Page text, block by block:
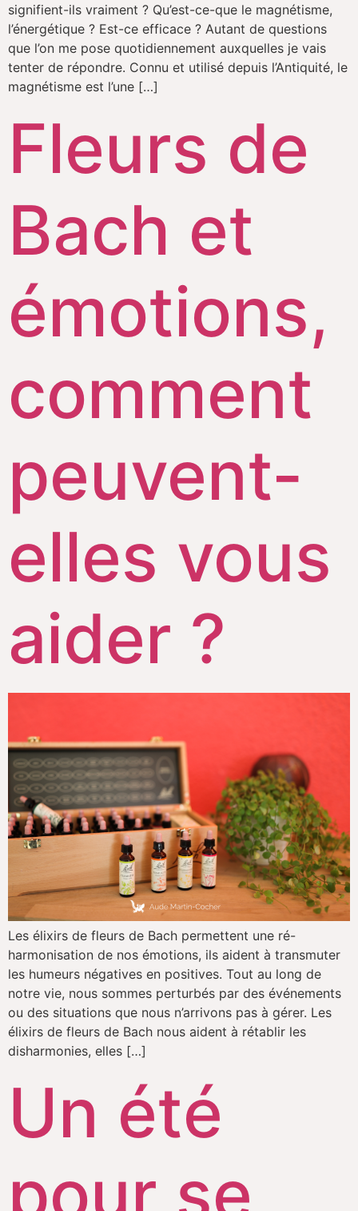
signifient-ils vraiment ? Qu’est-ce-que le magnétisme,
l’énergétique ? Est-ce efficace ? Autant de questions
que l’on me pose quotidiennement auxquelles je vais
tenter de répondre. Connu et utilisé depuis l’Antiquité, le
magnétisme est l’une […]
Fleurs de
Bach et
émotions,
comment
peuvent-
elles vous
aider ?
Les élixirs de fleurs de Bach permettent une ré-
harmonisation de nos émotions, ils aident à transmuter
les humeurs négatives en positives. Tout au long de
notre vie, nous sommes perturbés par des événements
ou des situations que nous n’arrivons pas à gérer. Les
élixirs de fleurs de Bach nous aident à rétablir les
disharmonies, elles […]
Un été
pour se